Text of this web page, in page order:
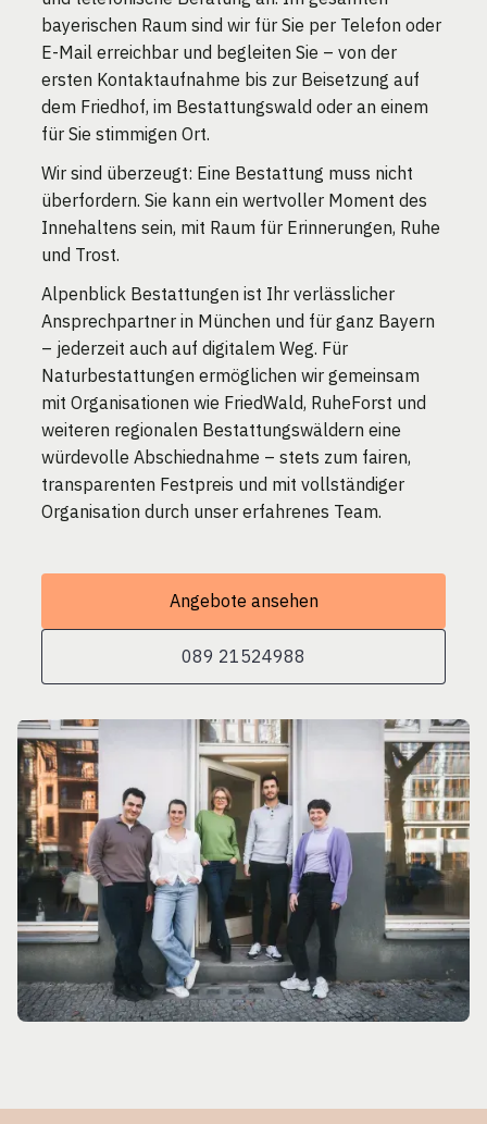
bayerischen Raum sind wir für Sie per Telefon oder
E-Mail erreichbar und begleiten Sie – von der
ersten Kontaktaufnahme bis zur Beisetzung auf
dem Friedhof, im Bestattungswald oder an einem
für Sie stimmigen Ort.
Wir sind überzeugt: Eine Bestattung muss nicht
überfordern. Sie kann ein wertvoller Moment des
Innehaltens sein, mit Raum für Erinnerungen, Ruhe
und Trost.
Alpenblick Bestattungen ist Ihr verlässlicher
Ansprechpartner in München und für ganz Bayern
– jederzeit auch auf digitalem Weg. Für
Naturbestattungen ermöglichen wir gemeinsam
mit Organisationen wie FriedWald, RuheForst und
weiteren regionalen Bestattungswäldern eine
würdevolle Abschiednahme – stets zum fairen,
transparenten Festpreis und mit vollständiger
Organisation durch unser erfahrenes Team.
Angebote ansehen
089 21524988